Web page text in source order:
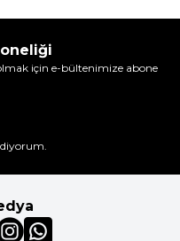
için e-bültenimize abone